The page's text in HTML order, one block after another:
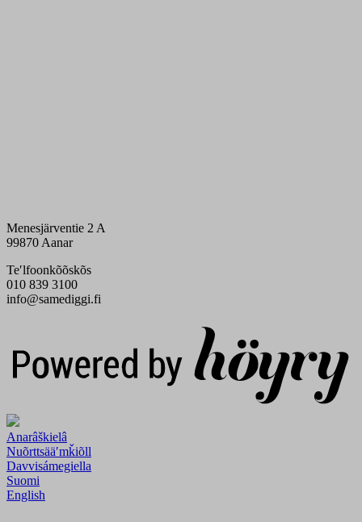
Menesjärventie 2 A
99870 Aanar
Teʹlfoonkõõskõs
010 839 3100
info@samediggi.fi
Anarâškielâ
Nuõrttsääʹmǩiõll
Davvisámegiella
Suomi
English